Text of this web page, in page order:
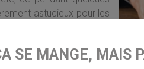
astucieux pour les
ou débutant dans la
vos revenus fonciers.
SE MANGE, MAIS